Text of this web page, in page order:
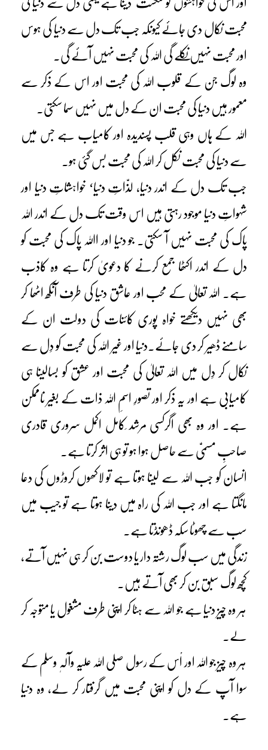
اور اس کی خواہشوں کو شکست دینا ہے یعنی دل سے دنیا کی
محبت نکال دی جائے کیونکہ جب تک دل سے دنیا کی ہوس
اور محبت نہیں نکلے گی اللہ کی محبت نہیں آئے گی۔
وہ لوگ جن کے قلوب اللہ کی محبت اور اس کے ذکر سے
معمور ہیں دنیا کی محبت ان کے دل میں نہیں سما سکتی۔
اللہ کے ہاں وہی قلب پسندیدہ اور کامیاب ہے جس میں
سے دنیا کی محبت نکل کر اللہ کی محبت بس گئی ہو۔
جب تک دل کے اندر دنیا، لذّاتِ دنیا‘ خواہشاتِ دنیا اور
شہواتِ دنیا موجود رہتی ہیں اس وقت تک دل کے اندر ﷲ
پاک کی محبت نہیں آ سکتی۔ جو دنیا اور اﷲ پاک کی محبت کو
دل کے اندر اکٹھا جمع کرنے کا دعویٰ کرتا ہے وہ کاذب
ہے۔ ﷲ تعالیٰ کے محب اور عاشق دنیا کی طرف آنکھ اٹھا کر
بھی نہیں دیکھتے خواہ پوری کائنات کی دولت ان کے
سامنے ڈھیر کر دی جائے۔دنیا اور غیر اللہ کی محبت کو دِل سے
نکال کر دِل میں اللہ تعالیٰ کی محبت اور عشق کو بسالینا ہی
کامیابی ہے اور یہ ذکر اور تصورِ اسمِ اللہ ذات کے بغیر ناممکن
ہے۔ اور وہ بھی اگرکسی مرشد ِکامل اکمل سروری قادری
صاحبِ مسمیّٰ سے حاصل ہوا ہو تو ہی اثر کرتا ہے۔
انسان کو جب اللہ سے لینا ہوتا ہے تو لاکھوں کروڑوں کی دعا
مانگتا ہے اور جب اللہ کی راہ میں دینا ہوتا ہے تو جیب میں
سب سے چھوٹا سکہ ڈھونڈتا ہے۔
زندگی میں سب لوگ رشتہ دار یا دوست بن کر ہی نہیں آتے،
کچھ لوگ سبق بن کر بھی آتے ہیں۔
ہر وہ چیز دنیا ہے جو اللہ سے ہٹا کر اپنی طرف مشغول یا متوجہ کر
لے۔
ہر وہ چیز جو اللہ اور اْس کے رسول صلی اللہ علیہ وآلہٖ وسلم کے
سوا آپ کے دل کو اپنی محبت میں گرفتار کر لے، وہ دنیا
ہے۔